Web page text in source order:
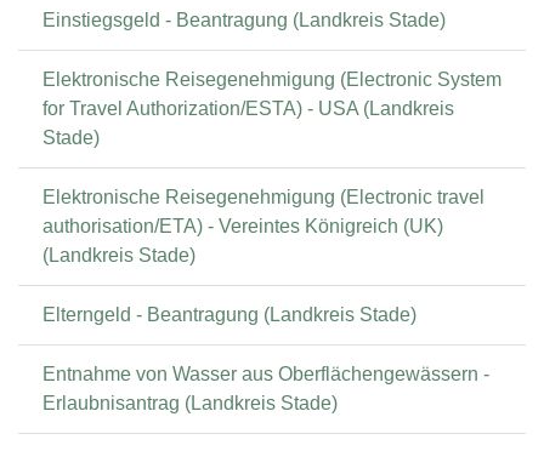
Einstiegsgeld - Beantragung (Landkreis Stade)
Elektronische Reisegenehmigung (Electronic System
for Travel Authorization/ESTA) - USA (Landkreis
Stade)
Elektronische Reisegenehmigung (Electronic travel
authorisation/ETA) - Vereintes Königreich (UK)
(Landkreis Stade)
Elterngeld - Beantragung (Landkreis Stade)
Entnahme von Wasser aus Oberflächengewässern -
Erlaubnisantrag (Landkreis Stade)